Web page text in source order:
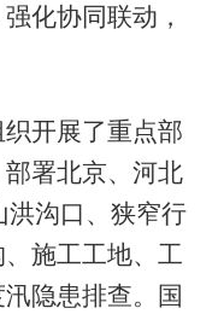
化协同联动，
开展了重点部
署北京、河北
洪沟口、狭窄行
施工工地、工
隐患排查。国